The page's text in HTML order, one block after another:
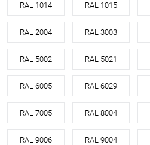
RAL 1014 RAL 1015
RAL 2004 RAL 3003
RAL 5002 RAL 5021
RAL 6005 RAL 6029
RAL 7005 RAL 8004
RAL 9006 RAL 9004